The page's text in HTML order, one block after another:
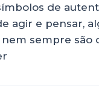
de
agir e pensar,
sempre são